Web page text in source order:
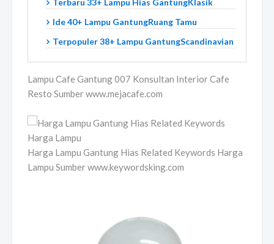
Terbaru 33+ Lampu Hias GantungKlasik
Ide 40+ Lampu GantungRuang Tamu
Terpopuler 38+ Lampu GantungScandinavian
Lampu Cafe Gantung 007 Konsultan Interior Cafe
Resto Sumber www.mejacafe.com
Harga Lampu Gantung Hias Related Keywords Harga
Lampu Sumber www.keywordsking.com